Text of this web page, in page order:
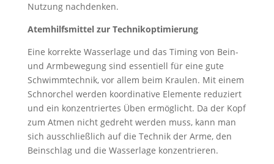
Nutzung nachdenken.
Atemhilfsmittel zur Technikoptimierung
Eine korrekte Wasserlage und das Timing von Bein-
und Armbewegung sind essentiell für eine gute
Schwimmtechnik, vor allem beim Kraulen. Mit einem
Schnorchel werden koordinative Elemente reduziert
und ein konzentriertes Üben ermöglicht. Da der Kopf
zum Atmen nicht gedreht werden muss, kann man
sich ausschließlich auf die Technik der Arme, den
Beinschlag und die Wasserlage konzentrieren.